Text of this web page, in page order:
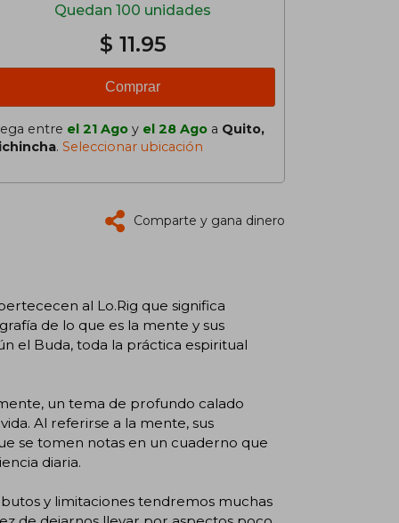
Quedan 100 unidades
$ 11.95
Comprar
entre el 21 Ago y el 28 Ago a Quito,
. Seleccionar ubicación
Comparte y gana dinero
al Lo.Rig que significa
de lo que es la mente y sus
el Buda, toda la práctica espiritual
un tema de profundo calado
Al referirse a la mente, sus
se tomen notas en un cuaderno que
diaria.
y limitaciones tendremos muchas